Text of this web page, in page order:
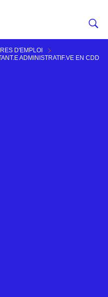
D'EMPLOI
ADMINISTRATIF.VE EN CDD